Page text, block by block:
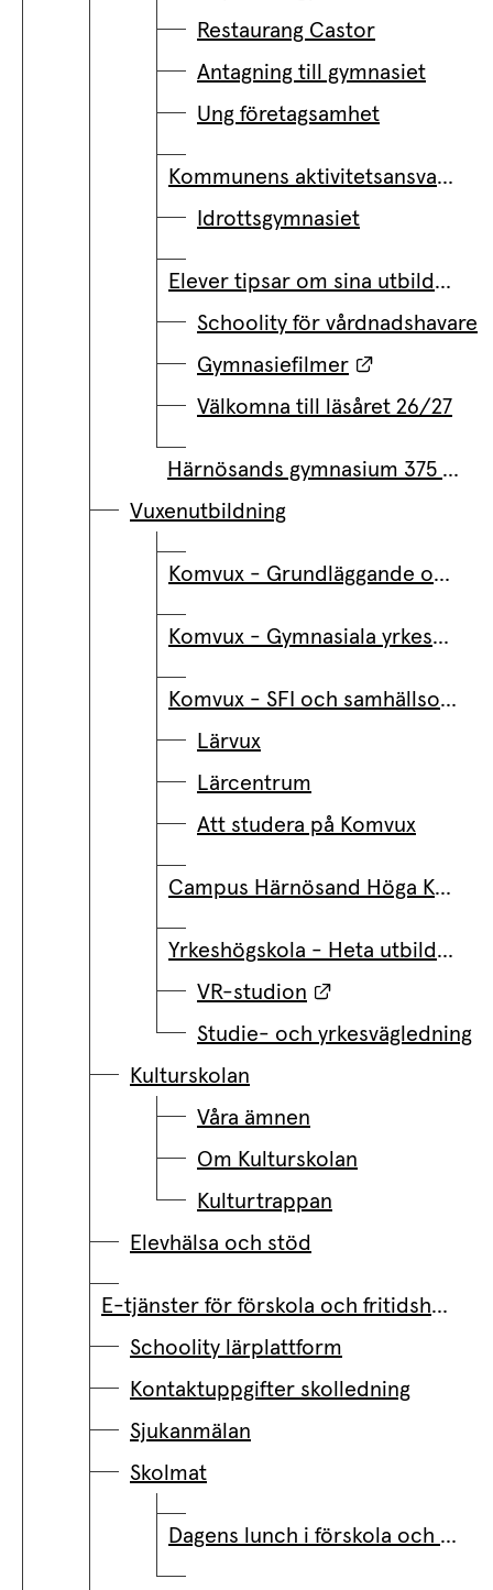
Restaurang Castor
Antagning till gymnasiet
Ung företagsamhet
Kommunens aktivitetsansvar (KAA)
Idrottsgymnasiet
Elever tipsar om sina utbildningar
Schoolity för vårdnadshavare
Gymnasiefilmer
Länk till
Välkomna till läsåret 26/27
Härnösands gymnasium 375 år
Vuxenutbildning
Komvux - Grundläggande och gymnasiala kurser
Komvux - Gymnasiala yrkesutbildningar
Komvux - SFI och samhällsorientering
Lärvux
Lärcentrum
Att studera på Komvux
Campus Härnösand Höga Kusten
Yrkeshögskola - Heta utbildningar
VR-studion
Länk till annan
Studie- och yrkesvägledning
Kulturskolan
Våra ämnen
Om Kulturskolan
Kulturtrappan
Elevhälsa och stöd
E-tjänster för förskola och fritidshem
Schoolity lärplattform
Kontaktuppgifter skolledning
Sjukanmälan
Skolmat
Dagens lunch i förskola och årskurs 1-6